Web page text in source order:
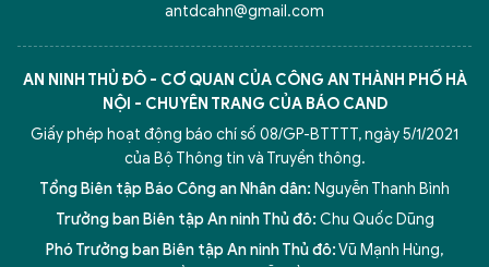
antdcahn@gmail.com
AN NINH THỦ ĐÔ - CƠ QUAN CỦA CÔNG AN THÀNH PHỐ HÀ
NỘI - CHUYÊN TRANG CỦA BÁO CAND
Giấy phép hoạt động báo chí số 08/GP-BTTTT, ngày 5/1/2021
của Bộ Thông tin và Truyền thông.
Tổng Biên tập Báo Công an Nhân dân: Nguyễn Thanh Bình
Trưởng ban Biên tập An ninh Thủ đô: Chu Quốc Dũng
Phó Trưởng ban Biên tập An ninh Thủ đô:Vũ Mạnh Hùng,